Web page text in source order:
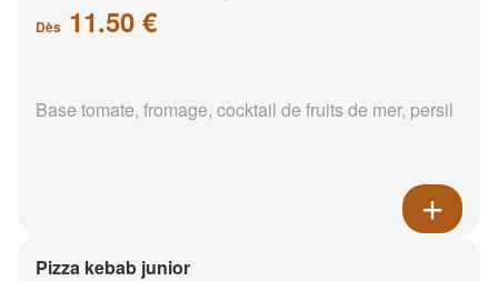
Dès 11.50 €
Base tomate, fromage, cocktail de fruits de mer, persil
Pizza kebab junior